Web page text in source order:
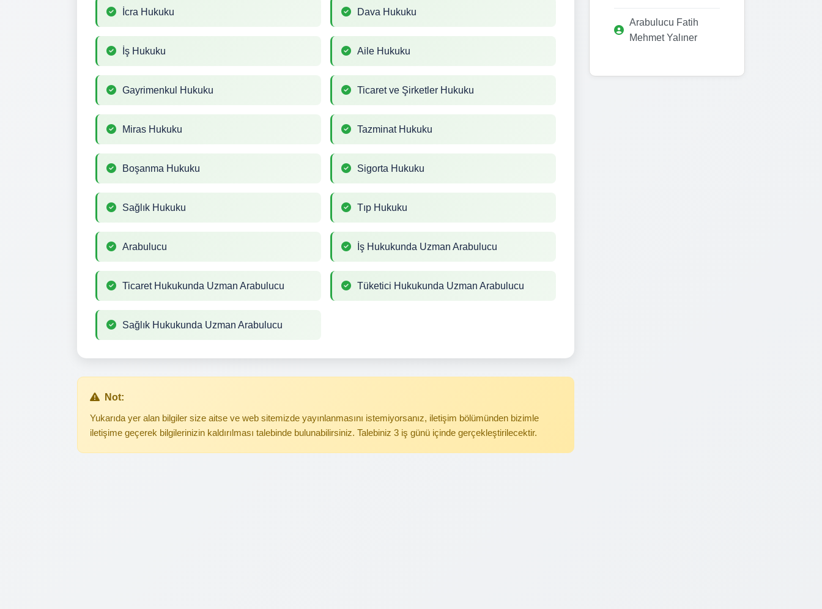
İcra Hukuku Dava Hukuku
İş Hukuku Aile Hukuku
Gayrimenkul Hukuku Ticaret ve Şirketler Hukuku
Miras Hukuku Tazminat Hukuku
Boşanma Hukuku Sigorta Hukuku
Sağlık Hukuku Tıp Hukuku
Arabulucu İş Hukukunda Uzman Arabulucu
Ticaret Hukukunda Uzman Arabulucu Tüketici Hukukunda Uzman Arabulucu
Sağlık Hukukunda Uzman Arabulucu
Not:
Yukarıda yer alan bilgiler size aitse ve web sitemizde yayınlanmasını istemiyorsanız, iletişim bölümünden bizimle
iletişime geçerek bilgilerinizin kaldırılması talebinde bulunabilirsiniz. Talebiniz 3 iş günü içinde gerçekleştirilecektir.
Arabulucu Fatih
Mehmet Yalıner